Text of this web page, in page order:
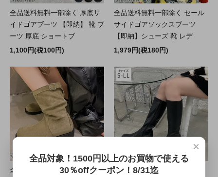
全品送料無料一部除く 厚底サ
イドゴアブーツ 【即納】 靴 ブ
ーツ 厚底 ショートブ
1,100円(税100円)
全品送料無料一部除く セール
サイドゴアソックスブーツ
【即納】シューズ 靴 レデ
1,979円(税180円)
全品送料無料一部除く バック
全品送料無料一部除く トラッ
×
全品対象！1500円以上のお買物で使える
30％offクーポン！8/31迄